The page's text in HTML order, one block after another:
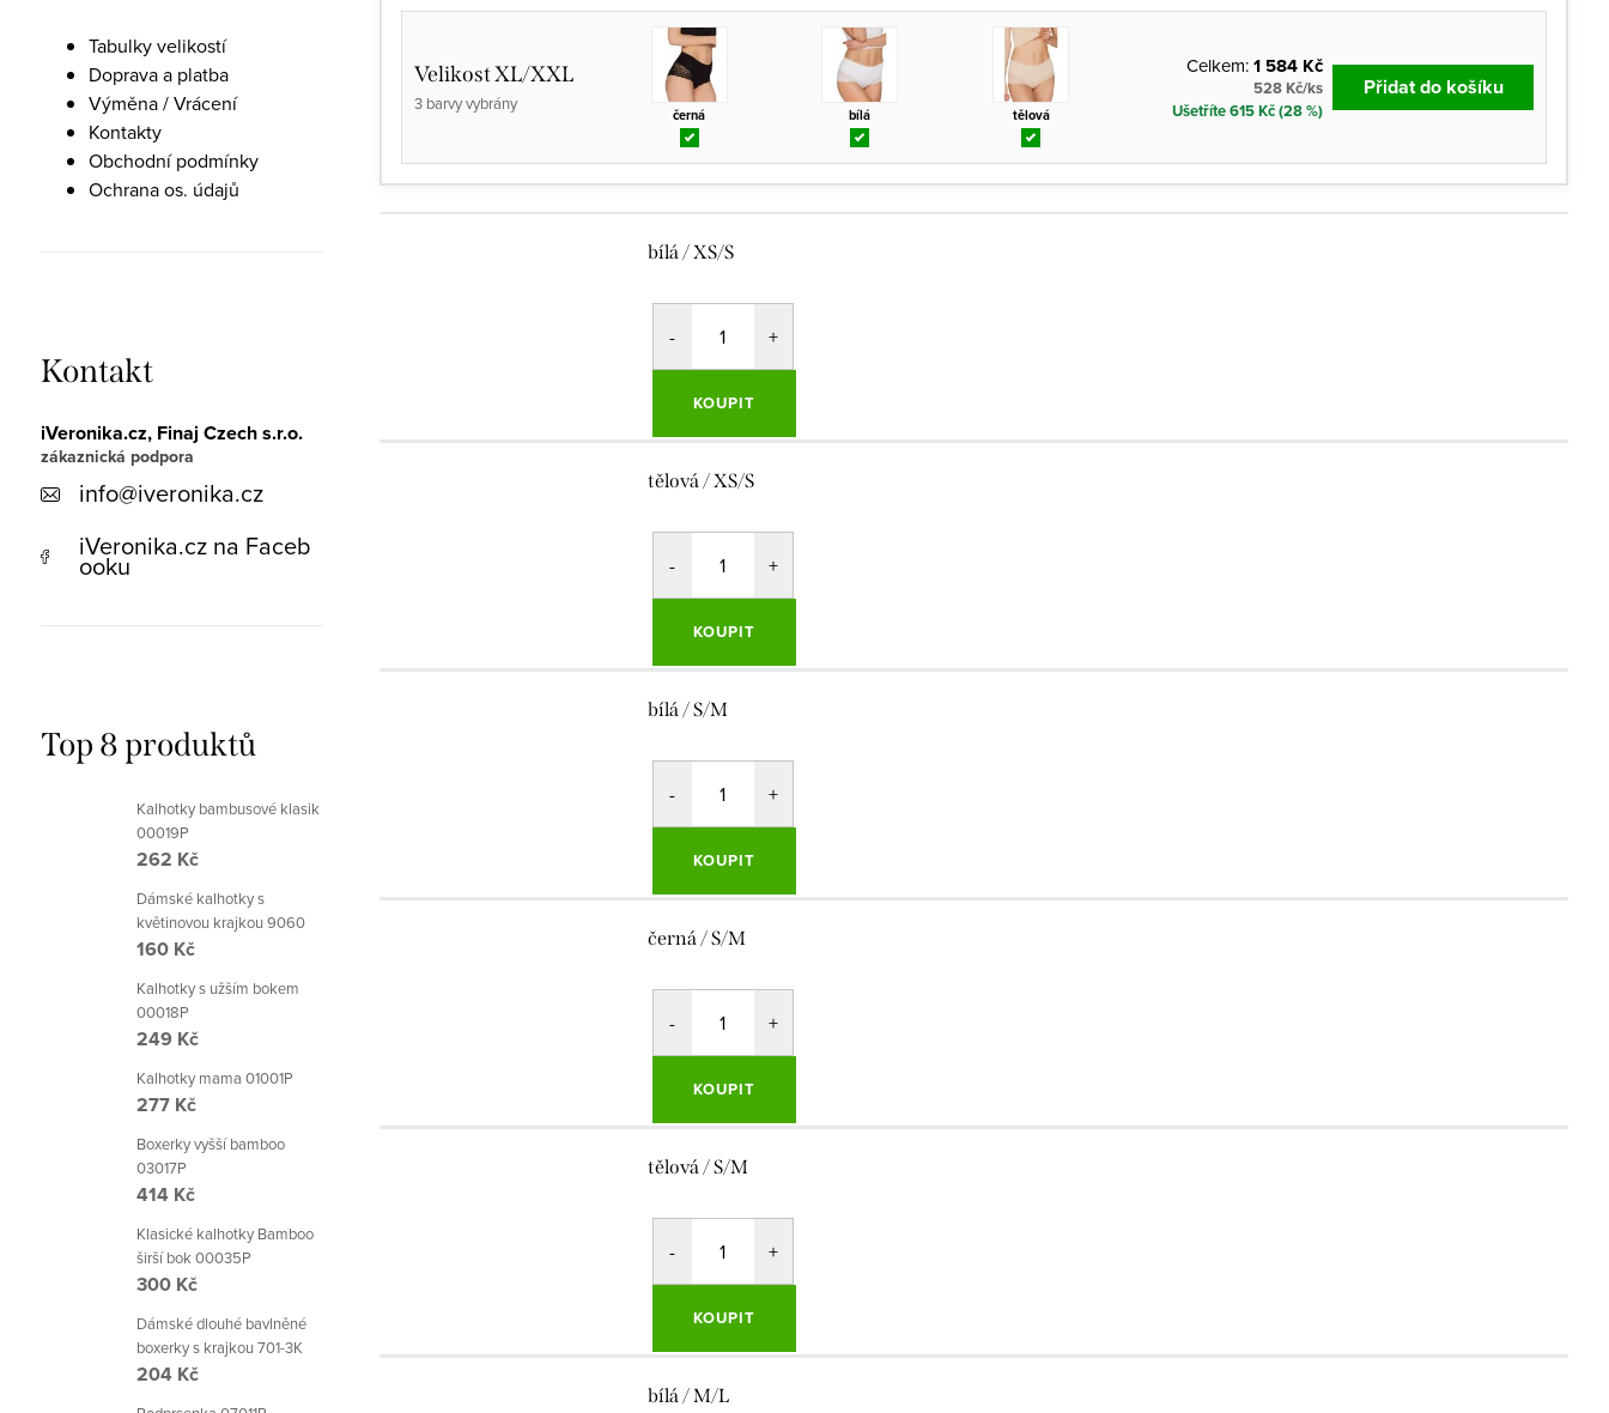
Tabulky velikostí
Doprava a platba
Výměna / Vrácení
Kontakty
Obchodní podmínky
Ochrana os. údajů
Kontakt
iVeronika.cz, Finaj Czech s.r.o.
info@iveronika.cz
iVeronika.cz na Faceb
ooku
Top 8 produktů
Kalhotky bambusové klasik
00019P
262 Kč
Dámské kalhotky s
květinovou krajkou 9060
160 Kč
Kalhotky s užším bokem
00018P
249 Kč
Kalhotky mama 01001P
277 Kč
Boxerky vyšší bamboo
03017P
414 Kč
Klasické kalhotky Bamboo
širší bok 00035P
300 Kč
Dámské dlouhé bavlněné
boxerky s krajkou 701-3K
204 Kč
Velikost XL/XXL
3 barvy vybrány
černá bílá tělová
Celkem:1 584 Kč
528 Kč/ks
Ušetříte 615 Kč (28 %)
Přidat do košíku
bílá / XS/S
KOUPIT
tělová / XS/S
KOUPIT
bílá / S/M
KOUPIT
černá / S/M
KOUPIT
tělová / S/M
KOUPIT
bílá / M/L